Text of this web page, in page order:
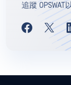
追蹤 OPSWAT